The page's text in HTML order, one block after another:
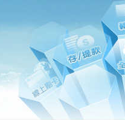
高雄大樂購物中心 刷卡郵好禮(活動
新竹遠東巨城購物中心 2026巨城
115/08/26)
臺北三創生活 有點東西第2波 刷卡